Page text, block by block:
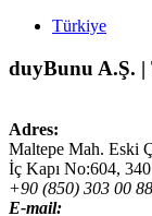
Türkiye
duyBunu A.Ş. |
Adres:
Maltepe Mah. Eski
İç Kapı No:604,
+90 (850) 303 00 88
E-mail: